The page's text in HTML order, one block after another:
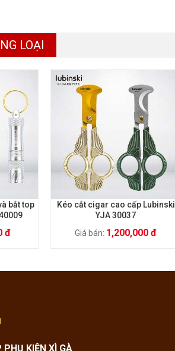
LOẠI
bắt top
đ
Kéo cắt cigar cao cấp Lubinski
YJA 30037
Giá bán: 1,200,000 đ
PHỤ KIỆN XÌ GÀ